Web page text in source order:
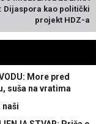
Dijaspora kao politički
projekt HDZ-a
More pred
suša na vratima
naši